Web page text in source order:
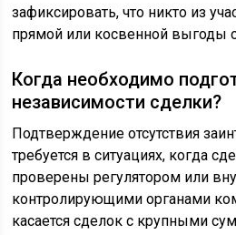
зафиксировать, что никто из
прямой или косвенной выгоды
Когда необходимо
независимости сделки?
Подтверждение отсутствия
требуется в ситуациях, когда
проверены регулятором или
контролирующими органами
касается сделок с крупными